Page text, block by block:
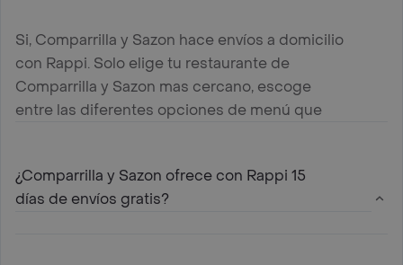
Si, Comparrilla y Sazon hace envíos a domicilio
con Rappi. Solo elige tu restaurante de
Comparrilla y Sazon mas cercano, escoge
entre las diferentes opciones de menú que
¿Comparrilla y Sazon ofrece con Rappi 15
días de envíos gratis?